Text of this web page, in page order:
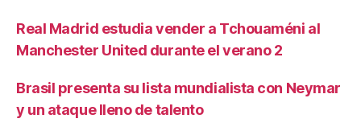
Real Madrid estudia vender a Tchouaméni al
Manchester United durante el verano 2
Brasil presenta su lista mundialista con Neymar
y un ataque lleno de talento